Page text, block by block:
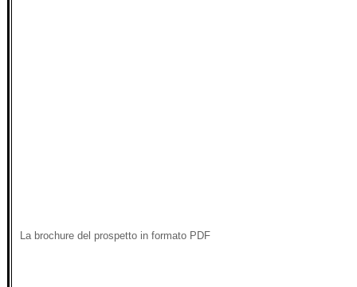
La brochure del prospetto in formato PDF